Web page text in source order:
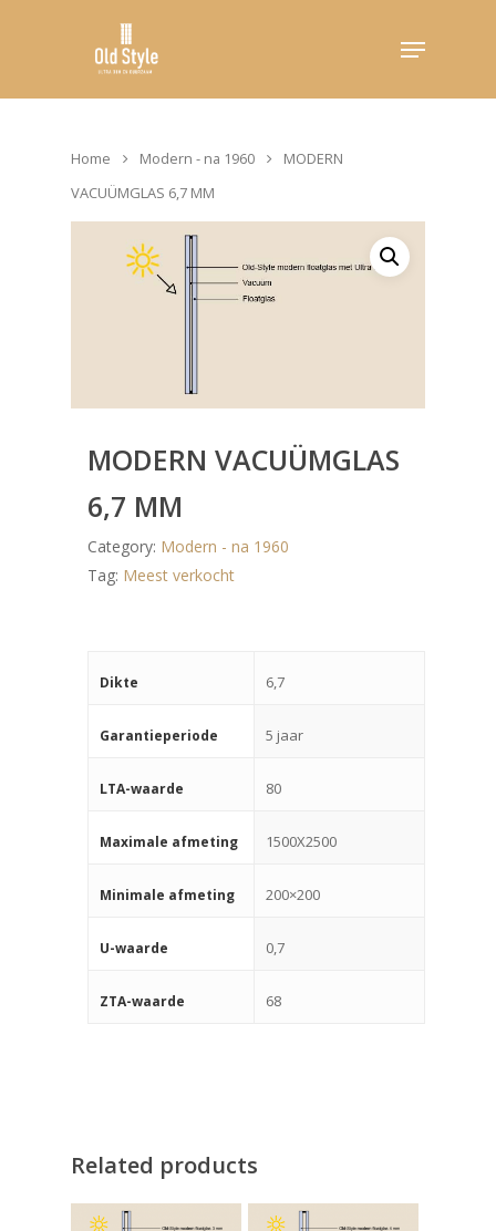
Home Modern - na 1960
MODERN
VACUÜMGLAS 6,7 MM
MODERN VACUÜMGLAS
6,7 MM
Category: Modern - na 1960
Tag: Meest verkocht
Dikte 6,7
Garantieperiode 5 jaar
LTA-waarde 80
Maximale afmeting 1500X2500
Minimale afmeting 200×200
U-waarde 0,7
ZTA-waarde 68
Related products